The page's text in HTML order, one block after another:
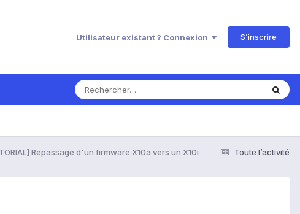
Utilisateur existant ? Connexion S’inscrire
Toute l’activité
Repassage d'un firmware X10a vers un X10i